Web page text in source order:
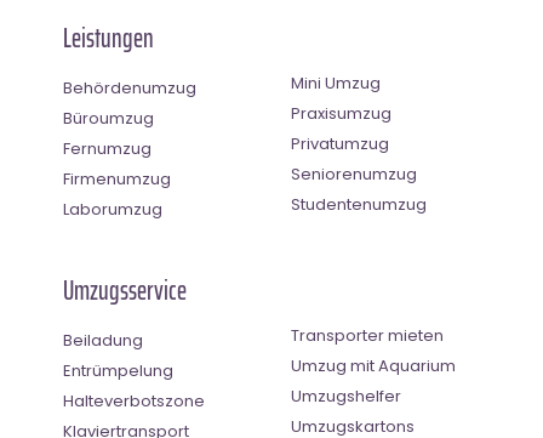
Leistungen
Behördenumzug
Büroumzug
Fernumzug
Firmenumzug
Laborumzug
Mini Umzug
Praxisumzug
Privatumzug
Seniorenumzug
Studentenumzug
Umzugsservice
Beiladung
Entrümpelung
Halteverbotszone
Klaviertransport
Transporter mieten
Umzug mit Aquarium
Umzugshelfer
Umzugskartons